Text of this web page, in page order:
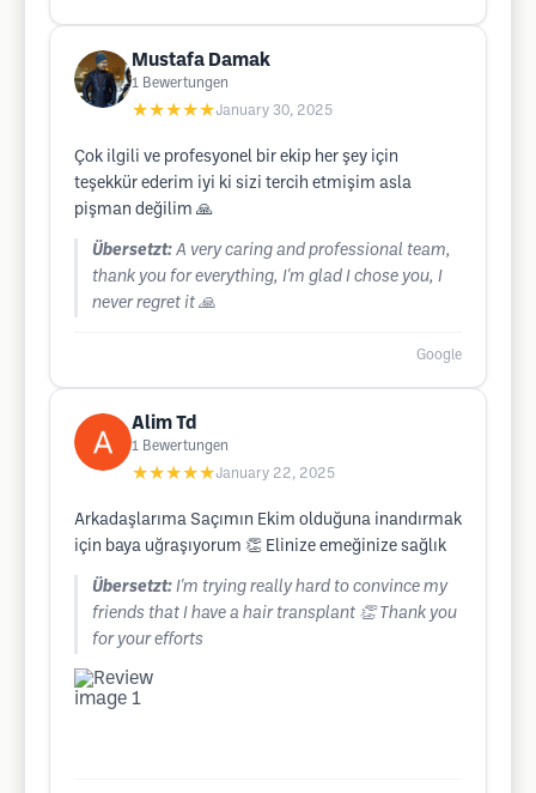
Mustafa Damak
1 Bewertungen
★★★★★January 30, 2025
Çok ilgili ve profesyonel bir ekip her şey için
teşekkür ederim iyi ki sizi tercih etmişim asla
pişman değilim 🙏
Übersetzt: A very caring and professional team,
thank you for everything, I'm glad I chose you, I
never regret it 🙏
Google
Alim Td
1 Bewertungen
★★★★★January 22, 2025
Arkadaşlarıma Saçımın Ekim olduğuna inandırmak
için baya uğraşıyorum 👏 Elinize emeğinize sağlık
Übersetzt: I'm trying really hard to convince my
friends that I have a hair transplant 👏 Thank you
for your efforts